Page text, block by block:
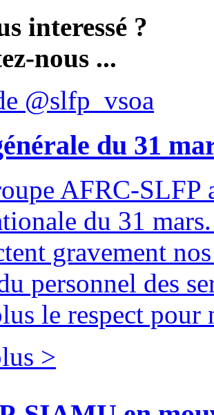
interessé ?
nous ...
@slfp_vsoa
du 31
AFRC-SLFP
du 31
gravement
personnel des
le respect pour
>